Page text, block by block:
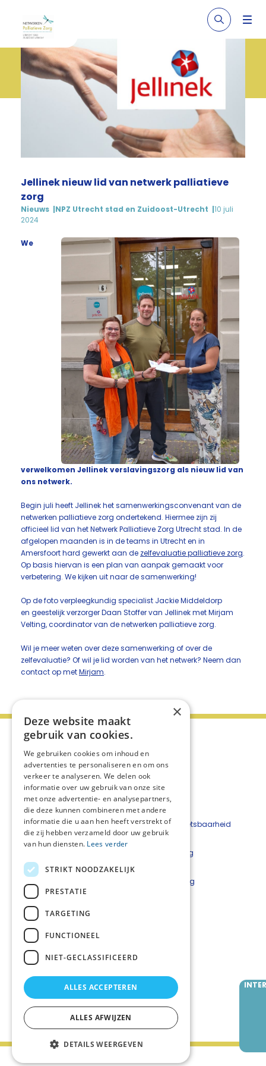
Jellinek nieuw lid van netwerk palliatieve
zorg
Nieuws NPZ Utrecht stad en Zuidoost-Utrecht
10 juli
2024
We
verwelkomen Jellinek verslavingszorg als nieuw lid van
ons netwerk.
Begin juli heeft Jellinek het samenwerkingsconvenant van de
netwerken palliatieve zorg ondertekend. Hiermee zijn zij
officieel lid van het Netwerk Palliatieve Zorg Utrecht stad. In de
afgelopen maanden is in de teams in Utrecht en in
Amersfoort hard gewerkt aan de zelfevaluatie palliatieve zorg.
Op basis hiervan is een plan van aanpak gemaakt voor
verbetering. We kijken uit naar de samenwerking!
Op de foto verpleegkundig specialist Jackie Middeldorp
en geestelijk verzorger Daan Stoffer van Jellinek met Mirjam
Velting, coordinator van de netwerken palliatieve zorg.
Wil je meer weten over deze samenwerking of over de
zelfevaluatie? Of wil je lid worden van het netwerk? Neem dan
contact op metMirjam.
Beveiligingskwetsbaarheid
melden
Cookieverklaring
Disclaimer
Privacyverklaring
Netwerkcoördinatoren
Lars Luijkx
l.luijkx@careyn.nl
Mirjam Velting
m.velting@careyn.nl
×
Deze website maakt
gebruik van cookies.
We gebruiken cookies om inhoud en
advertenties te personaliseren en om ons
verkeer te analyseren. We delen ook
informatie over uw gebruik van onze site
met onze advertentie- en analysepartners,
die deze kunnen combineren met andere
informatie die u aan hen heeft verstrekt of
die zij hebben verzameld door uw gebruik
van hun diensten. Lees verder
STRIKT NOODZAKELIJK
PRESTATIE
TARGETING
FUNCTIONEEL
NIET-GECLASSIFICEERD
ALLES ACCEPTEREN
ALLES AFWIJZEN
DETAILS WEERGEVEN